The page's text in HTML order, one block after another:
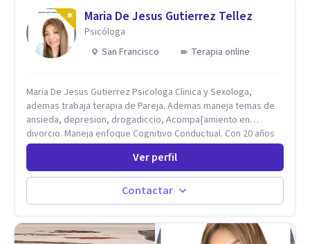
Maria De Jesus Gutierrez Tellez
Psicóloga
San Francisco
Terapia online
Maria De Jesus Gutierrez Psicologa Clinica y Sexologa,
ademas trabaja terapia de Pareja. Ademas maneja temas de
ansieda, depresion, drogadiccio, Acompa{amiento en
divorcio. Maneja enfoque Cognitivo Conductual. Con 20 años
de experiencia, constantemente capacitandose en las
diferntes areas de la Salud Mental.
Ver perfil
Contactar